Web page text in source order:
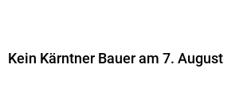
Kein Kärntner Bauer am 7. August